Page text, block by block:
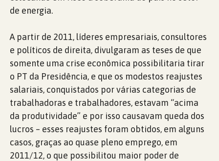
de energia.
A partir de 2011, líderes empresariais, consultores
e políticos de direita, divulgaram as teses de que
somente uma crise econômica possibilitaria tirar
o PT da Presidência, e que os modestos reajustes
salariais, conquistados por várias categorias de
trabalhadoras e trabalhadores, estavam “acima
da produtividade” e por isso causavam queda dos
lucros – esses reajustes foram obtidos, em alguns
casos, graças ao quase pleno emprego, em
2011/12, o que possibilitou maior poder de